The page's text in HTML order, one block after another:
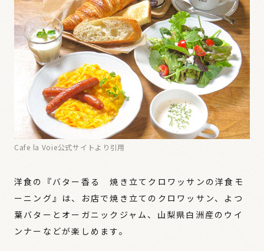
Cafe la Voie公式サイトより引用
洋食の『バター香る 焼き立てクロワッサンの洋食モ
ーニング』は、お店で焼き立てのクロワッサン、よつ
葉バターとオーガニックジャム、山梨県白洲産のウイ
ンナーなどが楽しめます。